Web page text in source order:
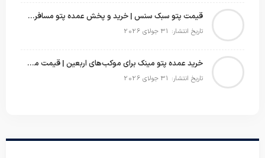
قیمت پتو سبک سنس | خرید و پخش عمده پتو مسافرتی Sense
تاریخ انتشار: 31 جولای 2026
خرید عمده پتو مینک برای موکب‌های اربعین | قیمت مناسب و ارسال سریع
تاریخ انتشار: 31 جولای 2026